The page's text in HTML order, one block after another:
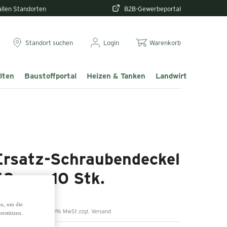
Standorten B2B-Gewerbeportal
Standort suchen Login Warenkorb
Baustoffportal Heizen & Tanken Landwirtschaft &
Schraubendeckel
mm 10 Stk.
€ inkl. 20% MwSt zzgl. Versand
um die